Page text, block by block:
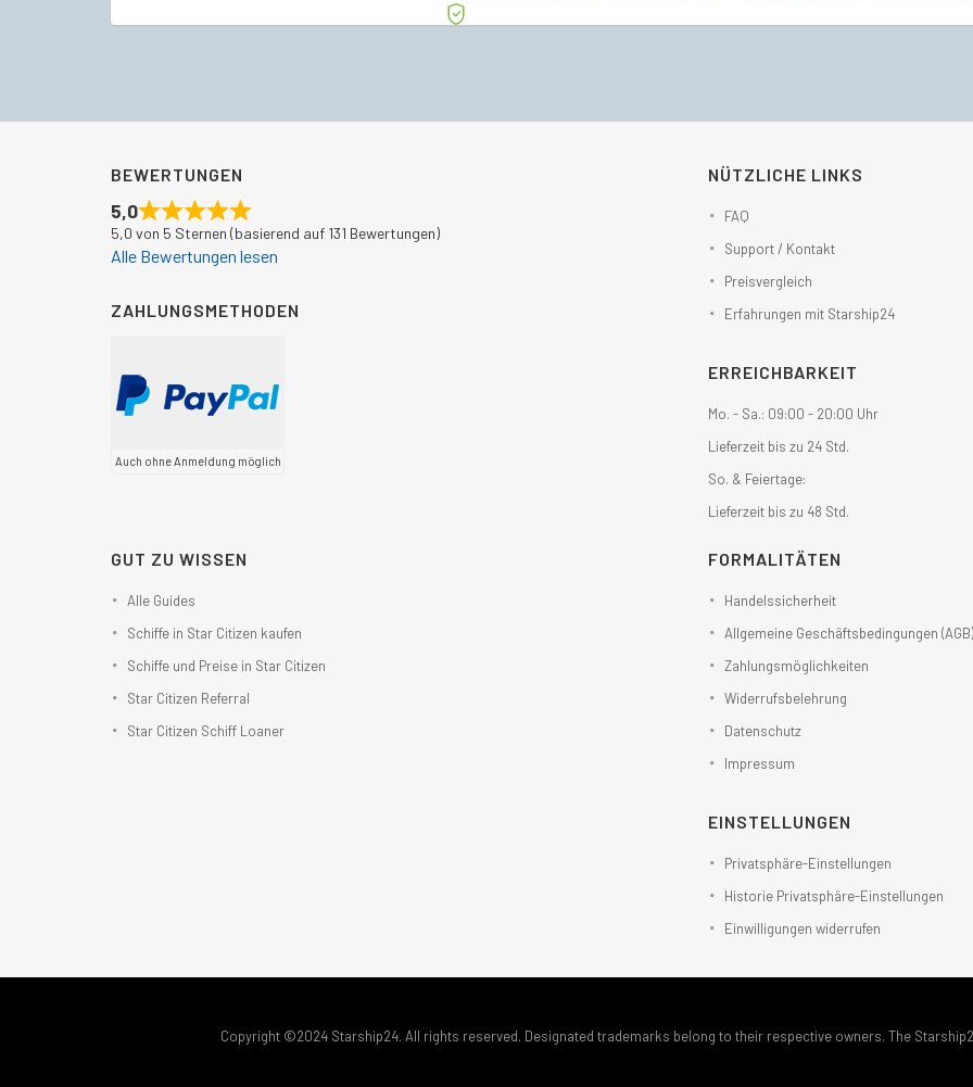
BEWERTUNGEN
5,0
5,0 von 5 Sternen (basierend auf 131 Bewertungen)
Alle Bewertungen lesen
ZAHLUNGSMETHODEN
Auch ohne Anmeldung möglich
NÜTZLICHE LINKS
FAQ
Support / Kontakt
Preisvergleich
Erfahrungen mit Starship24
ERREICHBARKEIT
Mo. - Sa.: 09:00 - 20:00 Uhr
Lieferzeit bis zu 24 Std.
So. & Feiertage:
Lieferzeit bis zu 48 Std.
GUT ZU WISSEN
Alle Guides
Schiffe in Star Citizen kaufen
Schiffe und Preise in Star Citizen
Star Citizen Referral
Star Citizen Schiff Loaner
FORMALITÄTEN
Handelssicherheit
Allgemeine Geschäftsbedingungen (AGB)
Zahlungsmöglichkeiten
Widerrufsbelehrung
Datenschutz
Impressum
EINSTELLUNGEN
Privatsphäre-Einstellungen
Historie Privatsphäre-Einstellungen
Einwilligungen widerrufen
Copyright ©2024 Starship24. All rights reserved. Designated trademarks belong to their respective owners. The